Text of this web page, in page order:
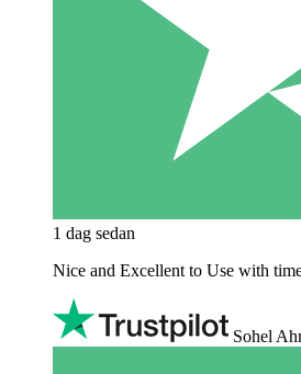
1 dag sedan
Nice and Excellent to Use with
Sohel